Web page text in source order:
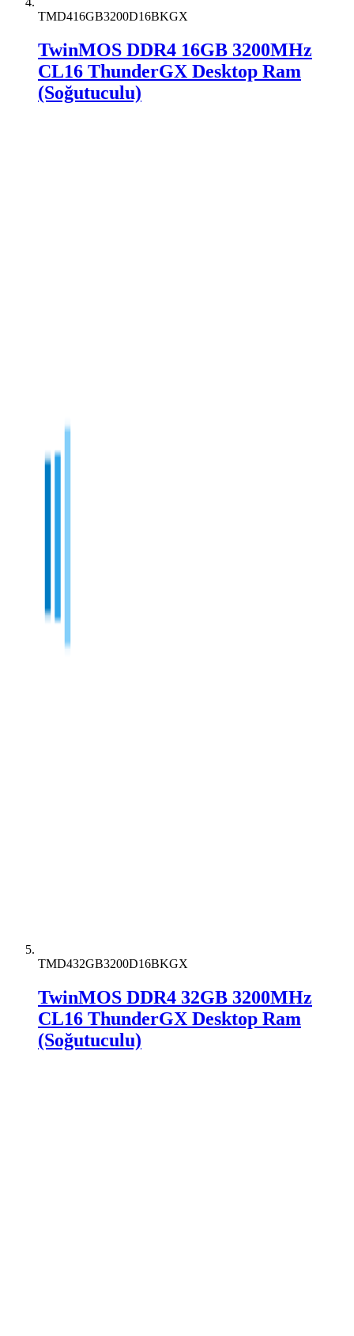
TMD416GB3200D16BKGX
TwinMOS DDR4 16GB 3200MHz
CL16 ThunderGX Desktop Ram
(Soğutuculu)
TMD432GB3200D16BKGX
TwinMOS DDR4 32GB 3200MHz
CL16 ThunderGX Desktop Ram
(Soğutuculu)